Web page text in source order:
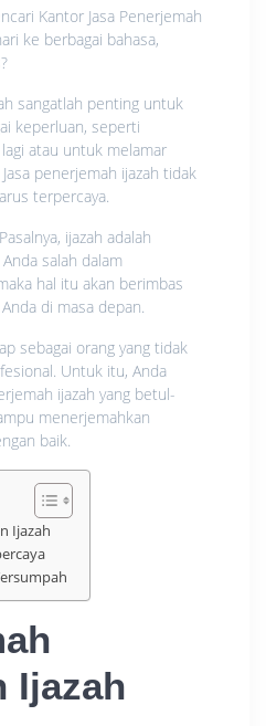
Kantor Jasa Penerjemah
ke berbagai bahasa,
sangatlah penting untuk
keperluan, seperti
atau untuk melamar
penerjemah ijazah tidak
terpercaya.
ijazah adalah
salah dalam
hal itu akan berimbas
di masa depan.
sebagai orang yang tidak
Untuk itu, Anda
ijazah yang betul-
menerjemahkan
baik.
Ijazah
Ijazah